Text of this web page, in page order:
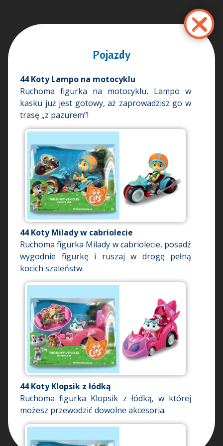
Pojazdy
44 Koty Lampo na motocyklu
Ruchoma figurka na motocyklu, Lampo w
kasku już jest gotowy, aż zaprowadzisz go w
trasę „z pazurem”!
44 Koty Milady w cabriolecie
Ruchoma figurka Milady w cabriolecie, posadź
wygodnie figurkę i ruszaj w drogę pełną
kocich szaleństw.
44 Koty Klopsik z łódką
Ruchoma figurka Klopsik z łódką, w której
możesz przewodzić dowolne akcesoria.